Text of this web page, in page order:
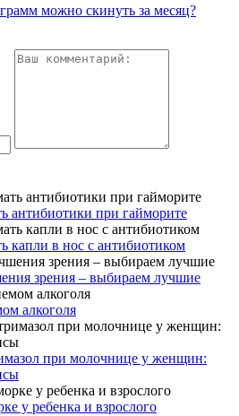
можно скинуть за месяц?
антибиотики при гайморите
капли в нос с антибиотиком
зрения – выбираем лучшие
алкоголя
при молочнице у женщин:
у ребенка и взрослого